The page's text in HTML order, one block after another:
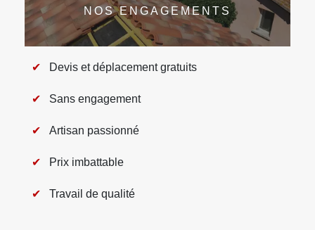
NOS ENGAGEMENTS
Devis et déplacement gratuits
Sans engagement
Artisan passionné
Prix imbattable
Travail de qualité